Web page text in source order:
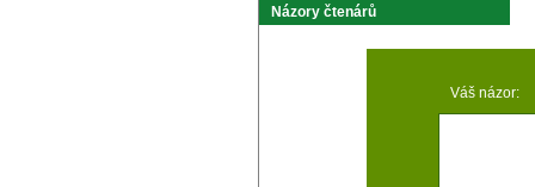
Názory čtenárů
Váš názor: